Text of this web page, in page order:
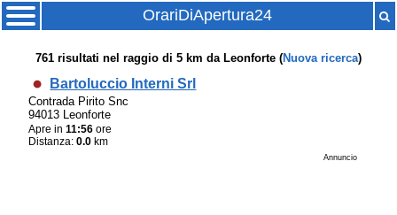
OrariDiApertura24
761 risultati nel raggio di 5 km da Leonforte (Nuova ricerca)
Bartoluccio Interni Srl
Contrada Pirito Snc
94013 Leonforte
Apre in11:56 ore
Distanza:0.0 km
Annuncio